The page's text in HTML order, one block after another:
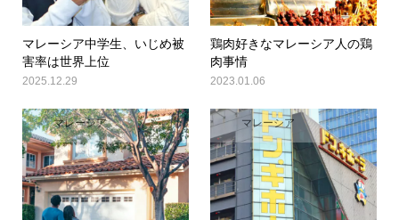
マレーシア中学生、いじめ被
害率は世界上位
2025.12.29
鶏肉好きなマレーシア人の鶏
肉事情
2023.01.06
マレーシア マレーシア